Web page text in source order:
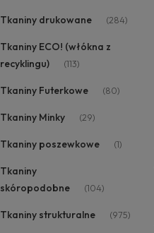
Tkaniny drukowane (284)
Tkaniny ECO! (włókna z
recyklingu)
(113)
Tkaniny Futerkowe (80)
Tkaniny Minky (29)
Tkaniny poszewkowe (1)
Tkaniny
skóropodobne
(104)
Tkaniny strukturalne (975)